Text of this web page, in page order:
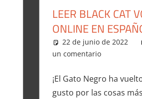
LEER BLACK CAT
ONLINE EN
22 de junio de 2022
un comentario
¡El Gato Negro ha
gusto por las cosas